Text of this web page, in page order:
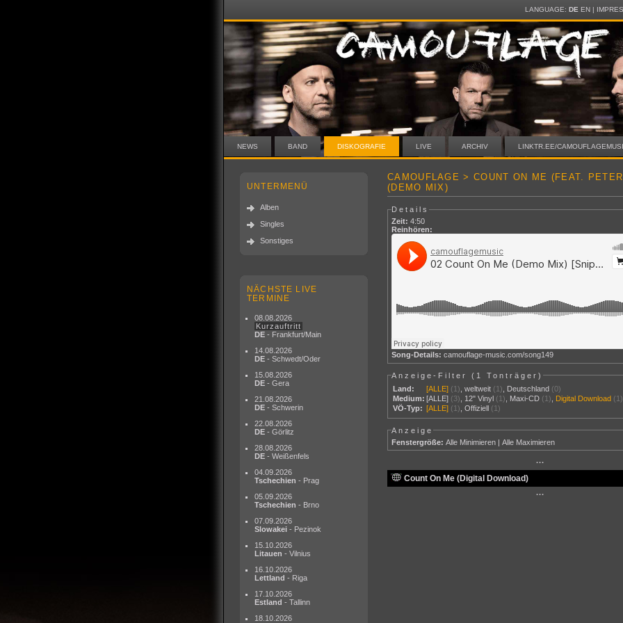
LANGUAGE: DE EN|
NEWS BAND DISKOGRAFIE LIVE ARCHIV LINKTR.EE/
UNTERMENÜ
Alben
Singles
Sonstiges
NÄCHSTE LIVE
TERMINE
08.08.2026
Kurzauftritt
DE - Frankfurt/Main
14.08.2026
DE - Schwedt/Oder
15.08.2026
DE - Gera
21.08.2026
DE - Schwerin
22.08.2026
DE - Görlitz
28.08.2026
DE - Weißenfels
04.09.2026
Tschechien - Prag
05.09.2026
Tschechien - Brno
07.09.2026
Slowakei - Pezinok
15.10.2026
Litauen - Vilnius
16.10.2026
Lettland - Riga
17.10.2026
Estland - Tallinn
18.10.2026
CAMOUFLAGE > COUNT ON ME (FEAT.
(DEMO MIX)
Details
Zeit: 4:50
Reinhören:
Song-Details: camouflage-music.com/song149
Anzeige-Filter ( 1 Tonträger)
Land:
[ALLE] (1) ,weltweit (1) Deutschland (0)
Medium: [ALLE] (3) 12" Vinyl (1) Maxi-CD (1) Digital Download (1)
VÖ-Typ: [ALLE] (1) ,Offiziell (1)
Anzeige
Fenstergröße: Alle Minimieren |Alle Maximieren
···
Count On Me (Digital Download)
···